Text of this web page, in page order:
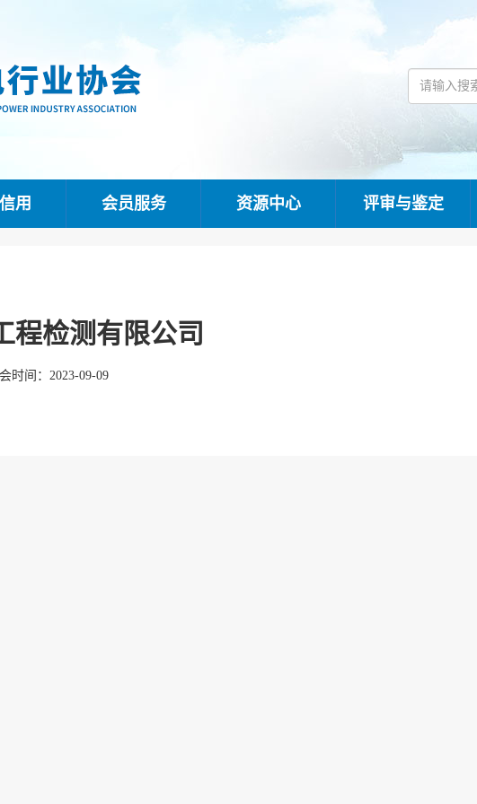
用 会员服务 资源中心 评审与鉴定
程检测有限公司
时间： 2023-09-09